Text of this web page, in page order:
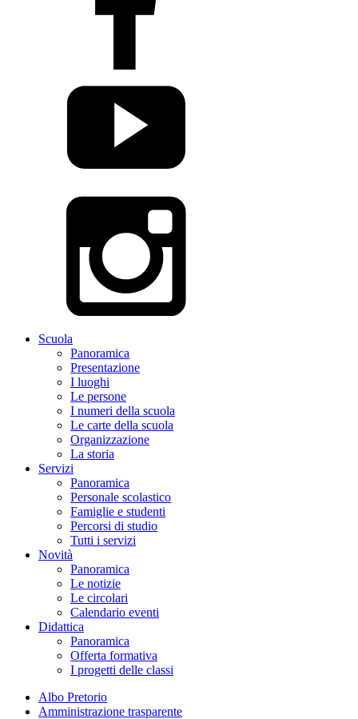
Scuola
Panoramica
Presentazione
I luoghi
Le persone
I numeri della scuola
Le carte della scuola
Organizzazione
La storia
Servizi
Panoramica
Personale scolastico
Famiglie e studenti
Percorsi di studio
Tutti i servizi
Novità
Panoramica
Le notizie
Le circolari
Calendario eventi
Didattica
Panoramica
Offerta formativa
I progetti delle classi
Albo Pretorio
Amministrazione trasparente